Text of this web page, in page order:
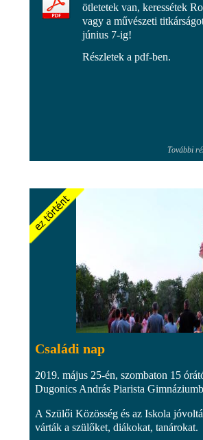
ötletetek van, keressétek
vagy a művészeti
június 7-ig!
Részletek a pdf-ben.
További
Családi nap
2019. május 25-én, szombaton 15
Dugonics András Piarista
A Szülői Közösség és az Iskola
várták a szülőket, diákokat, tanárokat.